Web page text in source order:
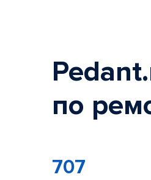
по
707